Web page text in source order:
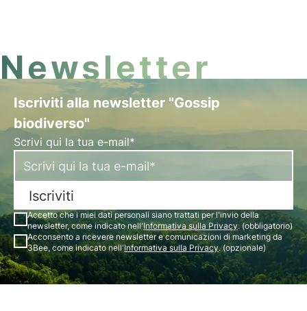
Newsletter
Iscriviti alla newsletter "Gossip
biodiverso"
Scrivi qui la tua e-mail*
Iscriviti
Accetto che i miei dati personali siano trattati per l'invio della
newsletter, come indicato nell'Informativa sulla Privacy. (obbligatorio)
Acconsento a ricevere newsletter e comunicazioni di marketing da
3Bee, come indicato nell'Informativa sulla Privacy. (opzionale)